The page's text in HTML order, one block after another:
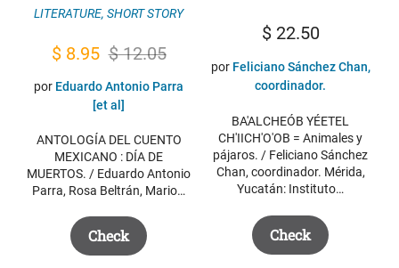
LITERATURE, SHORT STORY
$12.05
Original
price
was:
$ 12.05.
$8.95 Current
price
is:
$ 8.95.
por Eduardo Antonio Parra
[et al]
ANTOLOGÍA DEL CUENTO
MEXICANO : DÍA DE
MUERTOS. / Eduardo Antonio
Parra, Rosa Beltrán, Mario…
Check
$22.50
por Feliciano Sánchez Chan,
coordinador.
BA'ALCHEÓB YÉETEL
CH'IICH'O'OB = Animales y
pájaros. / Feliciano Sánchez
Chan, coordinador. Mérida,
Yucatán: Instituto…
Check